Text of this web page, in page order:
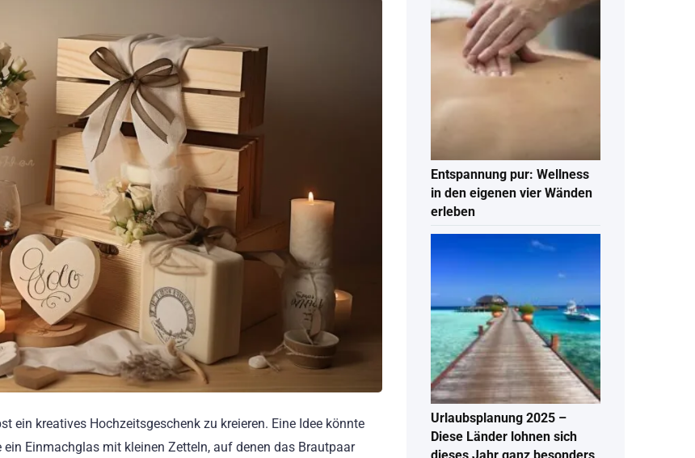
ein kreatives Hochzeitsgeschenk zu kreieren. Eine Idee könnte
Einmachglas mit kleinen Zetteln, auf denen das Brautpaar
Entspannung pur: Wellness
in den eigenen vier Wänden
erleben
Urlaubsplanung 2025 –
Diese Länder lohnen sich